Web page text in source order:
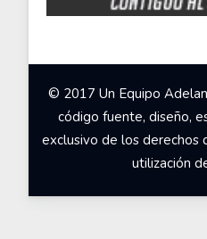
© 2017 Un Equipo
código fuente, diseño,
exclusivo de los derechos
utilización